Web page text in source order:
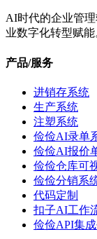
AI时代的企业管
业数字化转型赋能
产品/服务
进销存系统
生产系统
注塑系统
俭俭AI录单
俭俭AI报价
俭俭仓库可
俭俭分销系
代码定制
扣子AI工作
俭俭API集